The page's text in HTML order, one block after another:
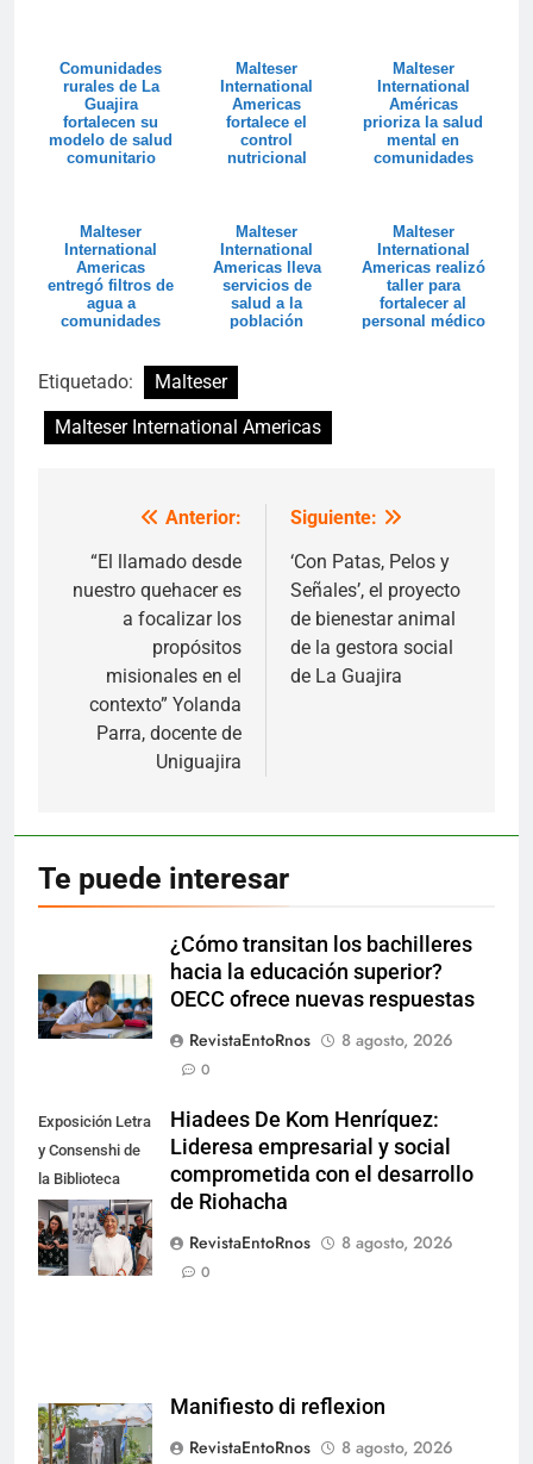
Comunidades
rurales de La
Guajira
fortalecen su
modelo de salud
comunitario
Malteser
International
Americas
fortalece el
control
nutricional
Malteser
International
Américas
prioriza la salud
mental en
comunidades
Malteser
International
Americas
entregó filtros de
agua a
comunidades
Malteser
International
Americas lleva
servicios de
salud a la
población
Malteser
International
Americas realizó
taller para
fortalecer al
personal médico
Etiquetado:
Malteser
Malteser International Americas
Navegación
de
entradas
Anterior:
“El llamado desde
nuestro quehacer es
a focalizar los
propósitos
misionales en el
contexto” Yolanda
Parra, docente de
Uniguajira
Siguiente:
‘Con Patas, Pelos y
Señales’, el proyecto
de bienestar animal
de la gestora social
de La Guajira
Te puede interesar
¿Cómo transitan los bachilleres
hacia la educación superior?
OECC ofrece nuevas respuestas
RevistaEntoRnos
8 agosto, 2026
0
Exposición Letra
y Consenshi de
la Biblioteca
Nacional de
Aruba en San
Nicolás.
Hiadees De Kom Henríquez:
Lideresa empresarial y social
comprometida con el desarrollo
de Riohacha
RevistaEntoRnos
8 agosto, 2026
0
Manifiesto di reflexion
RevistaEntoRnos
8 agosto, 2026